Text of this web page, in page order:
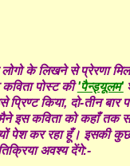
के लिखने से प्रेरणा
पोस्ट की'पैन्ड्यूलम'
किया, दो-तीन
इस कविता को कहाँ
पेश कर रहा हूँ। इसकी
अवश्य देंगे:-